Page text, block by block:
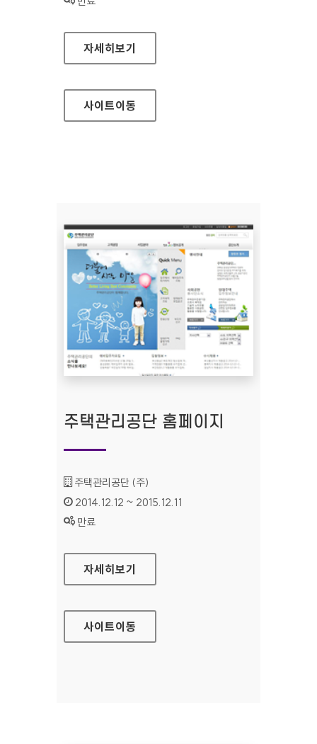
법제처 대표 홈페이지
자세히보기
사이트이동
주택관리공단 홈페이지
기관명 :
주택관리공단 (주)
인증기간 :
2014.12.12 ~ 2015.12.11
상태 :
만료
주택관리공단 홈페이지
자세히보기
사이트이동